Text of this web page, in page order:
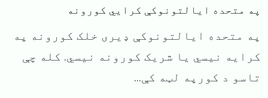
په متحده ایالتونوکې کرایي کورونه
په متحده ایالتونوکې ډیری خلک کورونه په
کرایه نیسي یا شریک کورونه نیسي. کله چې
تاسو د کورپه لټه کې...